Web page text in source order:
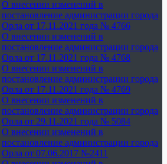
О внесении изменений в
постановление администрации города
Орла от 17.11.2021 года № 4766
О внесении изменений в
постановление администрации города
Орла от 17.11.2021 года № 4768
О внесении изменений в
постановление администрации города
Орла от 17.11.2021 года № 4769
О внесении изменений в
постановление администрации города
Орла от 29.11.2021 года № 5084
О внесении изменений в
постановление администрации города
Орла от 07.06.2017 №2411